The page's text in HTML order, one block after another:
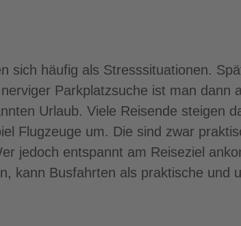
sich häufig als Stresssituationen.
Parkplatzsuche ist man dann
Urlaub. Viele Reisende steigen
Flugzeuge um. Die sind zwar
jedoch entspannt am Reiseziel
kann Busfahrten als praktische und